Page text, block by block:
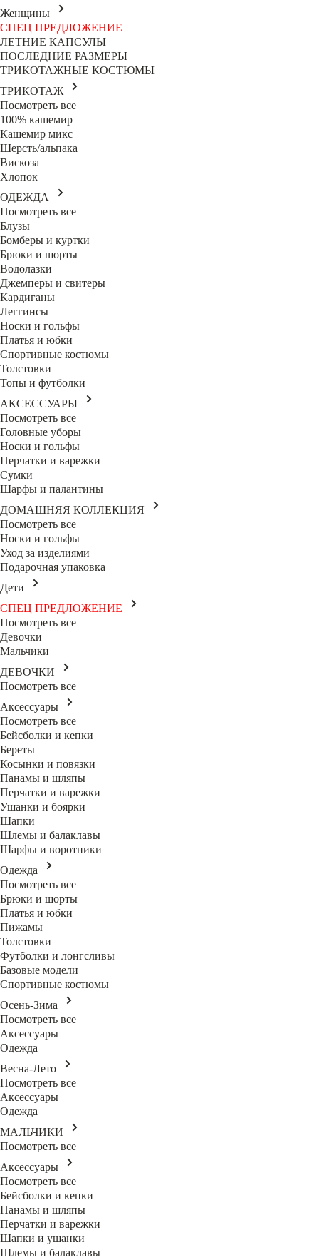
Женщины
СПЕЦ ПРЕДЛОЖЕНИЕ
ЛЕТНИЕ КАПСУЛЫ
ПОСЛЕДНИЕ РАЗМЕРЫ
ТРИКОТАЖНЫЕ КОСТЮМЫ
ТРИКОТАЖ
Посмотреть все
100% кашемир
Кашемир микс
Шерсть/альпака
Вискоза
Хлопок
ОДЕЖДА
Посмотреть все
Блузы
Бомберы и куртки
Брюки и шорты
Водолазки
Джемперы и свитеры
Кардиганы
Леггинсы
Носки и гольфы
Платья и юбки
Спортивные костюмы
Толстовки
Топы и футболки
АКСЕССУАРЫ
Посмотреть все
Головные уборы
Носки и гольфы
Перчатки и варежки
Сумки
Шарфы и палантины
ДОМАШНЯЯ КОЛЛЕКЦИЯ
Посмотреть все
Носки и гольфы
Уход за изделиями
Подарочная упаковка
Дети
СПЕЦ ПРЕДЛОЖЕНИЕ
Посмотреть все
Девочки
Мальчики
ДЕВОЧКИ
Посмотреть все
Аксессуары
Посмотреть все
Бейсболки и кепки
Береты
Косынки и повязки
Панамы и шляпы
Перчатки и варежки
Ушанки и боярки
Шапки
Шлемы и балаклавы
Шарфы и воротники
Одежда
Посмотреть все
Брюки и шорты
Платья и юбки
Пижамы
Толстовки
Футболки и лонгсливы
Базовые модели
Спортивные костюмы
Осень-Зима
Посмотреть все
Аксессуары
Одежда
Весна-Лето
Посмотреть все
Аксессуары
Одежда
МАЛЬЧИКИ
Посмотреть все
Аксессуары
Посмотреть все
Бейсболки и кепки
Панамы и шляпы
Перчатки и варежки
Шапки и ушанки
Шлемы и балаклавы